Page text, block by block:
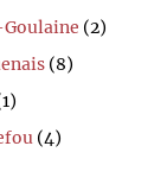
Goulaine (2)
(8)
(4)